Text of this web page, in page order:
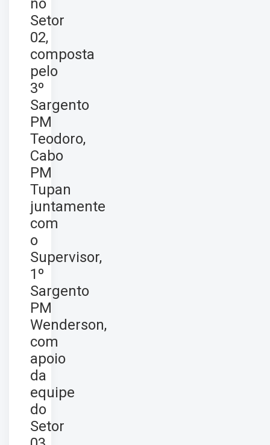
no
Setor
02,
composta
pelo
3º
Sargento
PM
Teodoro,
Cabo
PM
Tupan
juntamente
com
o
Supervisor,
1º
Sargento
PM
Wenderson,
com
apoio
da
equipe
do
Setor